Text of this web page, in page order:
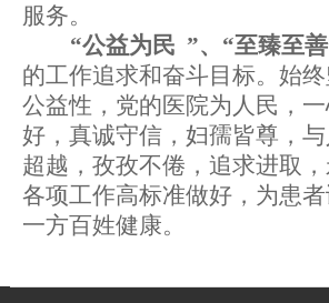
服务。
“公益为民 ”、“至臻至善
的工作追求和奋斗目标。始
公益性，党的医院为人民，
好，真诚守信，妇孺皆尊，
超越，孜孜不倦，追求进取
各项工作高标准做好，为患
一方百姓健康。